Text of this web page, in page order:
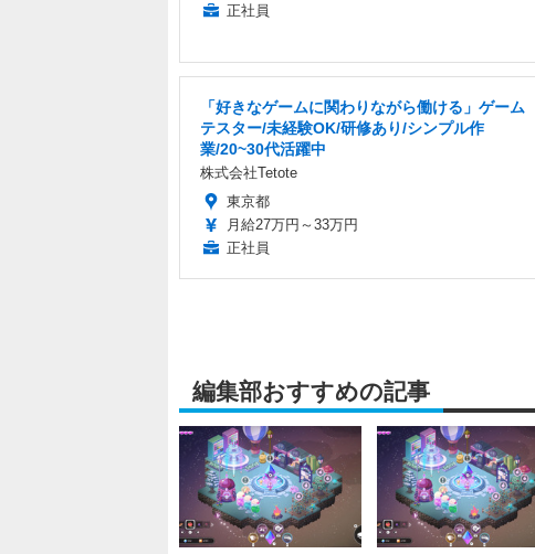
正社員
「好きなゲームに関わりながら働ける」ゲーム
テスター/未経験OK/研修あり/シンプル作
業/20~30代活躍中
株式会社Tetote
東京都
月給27万円～33万円
正社員
編集部おすすめの記事